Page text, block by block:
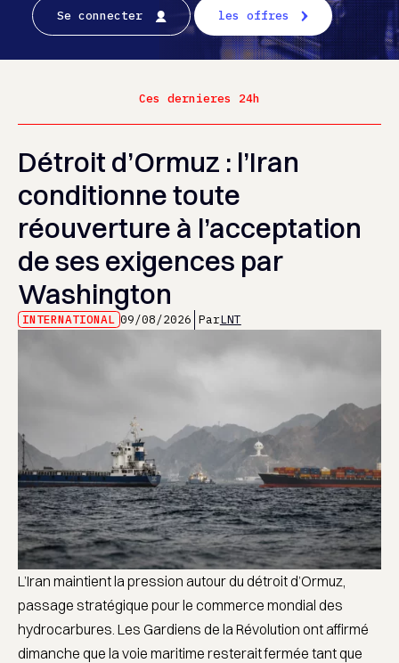
Se connecter les offres
Ces dernieres 24h
Détroit d’Ormuz : l’Iran
conditionne toute
réouverture à l’acceptation
de ses exigences par
Washington
INTERNATIONAL 09/08/2026 ParLNT
L’Iran maintient la pression autour du détroit d’Ormuz,
passage stratégique pour le commerce mondial des
hydrocarbures. Les Gardiens de la Révolution ont affirmé
dimanche que la voie maritime resterait fermée tant que